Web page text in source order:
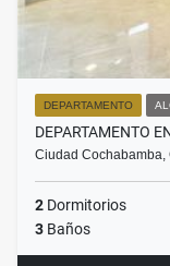
DEPARTAMENTO
DEPARTAMENTO
Ciudad
2 Dormitorios
3 Baños